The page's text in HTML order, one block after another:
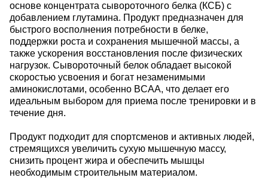
основе концентрата сывороточного белка (КСБ) с
добавлением глутамина. Продукт предназначен для
быстрого восполнения потребности в белке,
поддержки роста и сохранения мышечной массы, а
также ускорения восстановления после физических
нагрузок. Сывороточный белок обладает высокой
скоростью усвоения и богат незаменимыми
аминокислотами, особенно BCAA, что делает его
идеальным выбором для приема после тренировки и в
течение дня.
Продукт подходит для спортсменов и активных людей,
стремящихся увеличить сухую мышечную массу,
снизить процент жира и обеспечить мышцы
необходимым строительным материалом.